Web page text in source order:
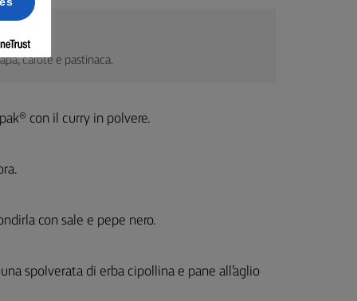
carote e pastinaca.
con il curry in polvere.
con sale e pepe nero.
spolverata di erba cipollina e pane all’aglio